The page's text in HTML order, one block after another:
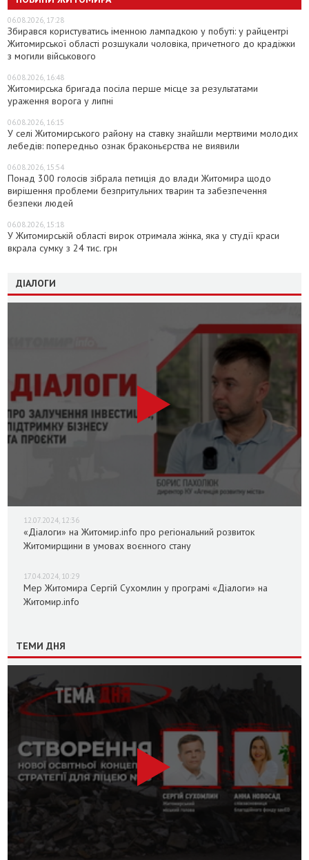
06.08.2026, 17:28
Збирався користуватись іменною лампадкою у побуті: у райцентрі
Житомирської області розшукали чоловіка, причетного до крадіжки
з могили військового
06.08.2026, 16:48
Житомирська бригада посіла перше місце за результатами
ураження ворога у липні
06.08.2026, 16:15
У селі Житомирського району на ставку знайшли мертвими молодих
лебедів: попередньо ознак браконьєрства не виявили
06.08.2026, 15:54
Понад 300 голосів зібрала петиція до влади Житомира щодо
вирішення проблеми безпритульних тварин та забезпечення
безпеки людей
06.08.2026, 15:18
У Житомирській області вирок отримала жінка, яка у студії краси
вкрала сумку з 24 тис. грн
ДІАЛОГИ
12.07.2024, 12:36
«Діалоги» на Житомир.info про регіональний розвиток
Житомирщини в умовах воєнного стану
17.04.2024, 10:29
Мер Житомира Сергій Сухомлин у програмі «Діалоги» на
Житомир.info
ТЕМИ ДНЯ